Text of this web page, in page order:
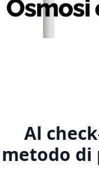
Al
metodo di